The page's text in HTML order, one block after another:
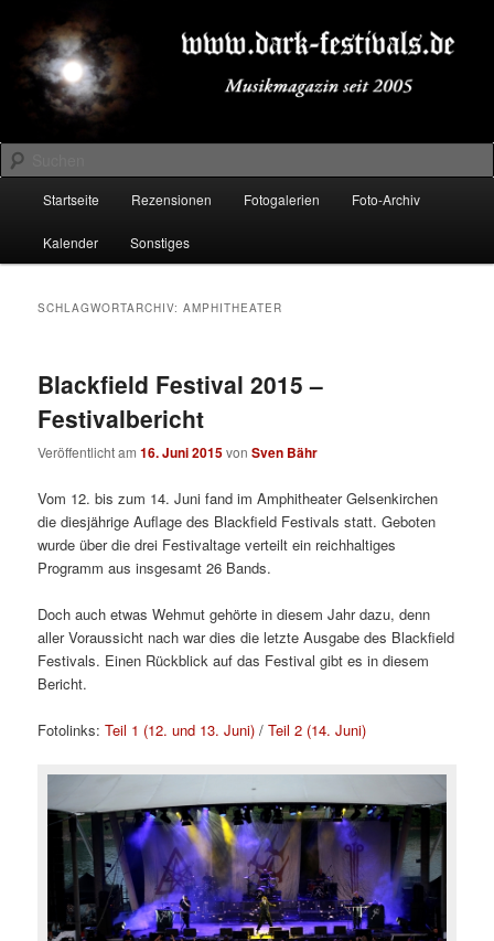
primären
Inhalt
springen
sekundären
Inhalt
springenDARK-FESTIVALS.DE
Suchen
Startseite Rezensionen Fotogalerien Foto-Archiv
Kalender Sonstiges
SCHLAGWORTARCHIV:AMPHITHEATER
Blackfield Festival 2015 –
Festivalbericht
Veröffentlicht am16. Juni 2015vonSven Bähr
Vom 12. bis zum 14. Juni fand im Amphitheater Gelsenkirchen
die diesjährige Auflage des Blackfield Festivals statt. Geboten
wurde über die drei Festivaltage verteilt ein reichhaltiges
Programm aus insgesamt 26 Bands.
Doch auch etwas Wehmut gehörte in diesem Jahr dazu, denn
aller Voraussicht nach war dies die letzte Ausgabe des Blackfield
Festivals. Einen Rückblick auf das Festival gibt es in diesem
Bericht.
Fotolinks:Teil 1 (12. und 13. Juni) /Teil 2 (14. Juni)